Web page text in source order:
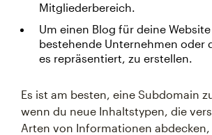
Mitgliederbereich.
Um einen Blog für deine
bestehende Unternehmen oder
es repräsentiert, zu erstellen.
Es ist am besten, eine Subdomain
wenn du neue Inhaltstypen, die
Arten von Informationen